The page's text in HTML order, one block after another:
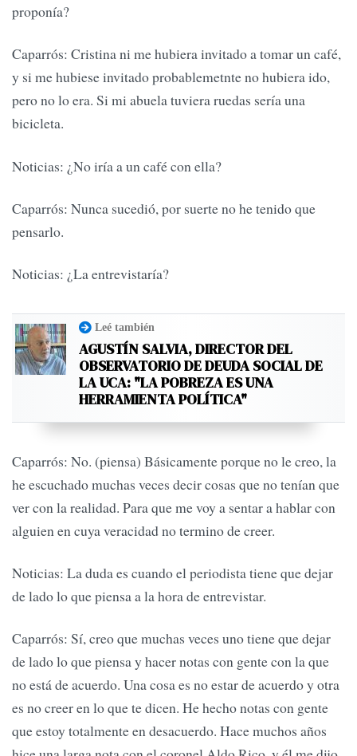
proponía?
Caparrós: Cristina ni me hubiera invitado a tomar un café,
y si me hubiese invitado probablemetnte no hubiera ido,
pero no lo era. Si mi abuela tuviera ruedas sería una
bicicleta.
Noticias: ¿No iría a un café con ella?
Caparrós: Nunca sucedió, por suerte no he tenido que
pensarlo.
Noticias: ¿La entrevistaría?
Leé también
AGUSTÍN SALVIA, DIRECTOR DEL
OBSERVATORIO DE DEUDA SOCIAL DE
LA UCA: "LA POBREZA ES UNA
HERRAMIENTA POLÍTICA"
Caparrós: No. (piensa) Básicamente porque no le creo, la
he escuchado muchas veces decir cosas que no tenían que
ver con la realidad. Para que me voy a sentar a hablar con
alguien en cuya veracidad no termino de creer.
Noticias: La duda es cuando el periodista tiene que dejar
de lado lo que piensa a la hora de entrevistar.
Caparrós: Sí, creo que muchas veces uno tiene que dejar
de lado lo que piensa y hacer notas con gente con la que
no está de acuerdo. Una cosa es no estar de acuerdo y otra
es no creer en lo que te dicen. He hecho notas con gente
que estoy totalmente en desacuerdo. Hace muchos años